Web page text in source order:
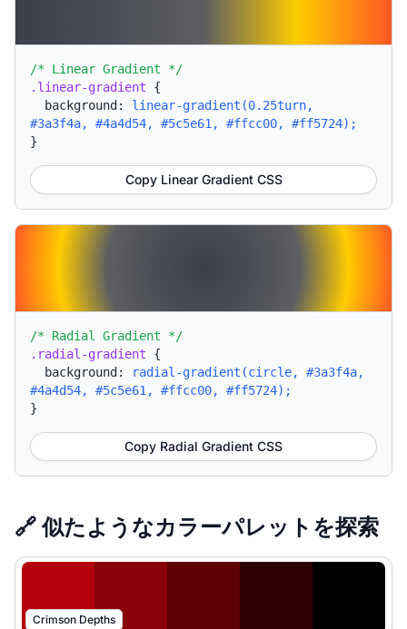
/* Linear Gradient */
.linear-gradient {
background: linear-gradient(0.25turn,
#3a3f4a, #4a4d54, #5c5e61, #ffcc00, #ff5724);
}
Copy Linear Gradient CSS
/* Radial Gradient */
.radial-gradient {
background:
radial-gradient(circle, #3a3f4a,
#4a4d54, #5c5e61, #ffcc00, #ff5724);
}
Copy Radial Gradient CSS
🔗 似たようなカラーパレットを探索
Crimson Depths